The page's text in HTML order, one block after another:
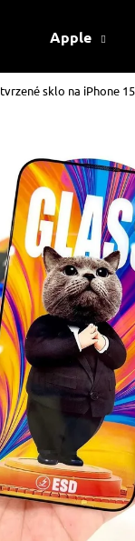
Apple
sklo na iPhone